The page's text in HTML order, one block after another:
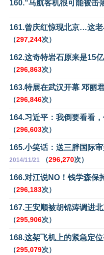
160.“马航客机很可能被击
161.曾庆红惊现北京…这
（297,244次）
162.这奇特岩石原来是15
（296,863次）
163.特展在武汉开幕 邓丽
（296,846次）
164.习近平：我倒要看看
（296,603次）
165.小笑话：送三胖国际
2014/11/21 （296,270次）
166.对江说NO！钱学森保
（296,183次）
167.王安顺被胡锦涛调进
（295,906次）
168.这架飞机上的紧急定
（295,079次）